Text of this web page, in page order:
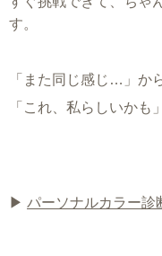
す。
「また同じ感じ…」か
「これ、私らしいかも
▶ パーソナルカラー診